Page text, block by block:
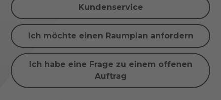
Kundenservice
Ich möchte einen Raumplan anfordern
Ich habe eine Frage zu einem offenen
Auftrag